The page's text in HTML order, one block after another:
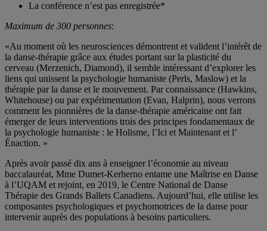
La conférence n’est pas enregistrée*
Maximum de 300 personnes:
«Au moment où les neurosciences démontrent et valident l’intérêt de
la danse-thérapie grâce aux études portant sur la plasticité du
cerveau (Merzenich, Diamond), il semble intéressant d’explorer les
liens qui unissent la psychologie humaniste (Perls, Maslow) et la
thérapie par la danse et le mouvement. Par connaissance (Hawkins,
Whitehouse) ou par expérimentation (Evan, Halprin), nous verrons
comment les pionnières de la danse-thérapie américaine ont fait
émerger de leurs interventions trois des principes fondamentaux de
la psychologie humaniste : le Holisme, l’Ici et Maintenant et l’
Énaction. »
Après avoir passé dix ans à enseigner l’économie au niveau
baccalauréat, Mme Dumet-Kerherno entame une Maîtrise en Danse
à l’UQAM et rejoint, en 2019, le Centre National de Danse
Thérapie des Grands Ballets Canadiens. Aujourd’hui, elle utilise les
composantes psychologiques et psychomotrices de la danse pour
intervenir auprès des populations à besoins particuliers.